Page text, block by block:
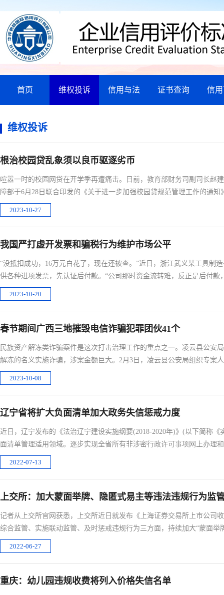
首页 维权投诉 信用与法 证书查询 信
维权投诉
根治校园贷乱象须以良币驱逐劣币
喧嚣一时的校园网贷在开学季再遭痛击。日前，教育部财务司副司长赵
障部于6月28日联合印发的《关于进一步加强校园贷规范管理工作的通
款。
2023-10-27
我国严打虚开发票和骗税行为维护市场公平
“没抵扣成功，16万元白花了，现在还被查。”近日，浙江武义某工具制
供各种进项发票，先认证后付款。“公司那时资金流转难，反正是后付
2023-10-20
春节期间广西三地摧毁电信诈骗犯罪团伙41个
民族资产解冻类诈骗案件是这次打击治理工作的重点之一。凌云县公安
解冻的名义实施诈骗，涉案金额巨大。2月3日，凌云县公安局组织专案
区
2023-10-08
辽宁省将扩大负面清单加大政务失信惩戒力度
近日，辽宁发布的《法治辽宁建设实施纲要(2018-2020年)》(以下简称
面清单管理适用领域。逐步实现全省所有非涉密行政许可事项网上办理
2022-07-13
上交所：加大蒙面举牌、隐匿式易主等违法违规行为监
记者从上交所官网获悉，上交所近日就发布《上海证券交易所上市公司
综合监管、实施联动监管、及时惩戒违规行为三方面，持续加大“蒙面
管力度。
2022-06-27
重庆：幼儿园违规收费将列入价格失信名单